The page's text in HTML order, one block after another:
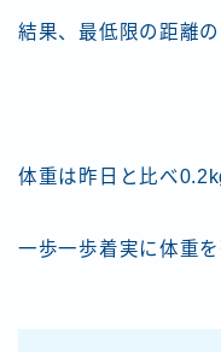
結果、最低限の距離
体重は昨日と比べ
一歩一歩着実に体重